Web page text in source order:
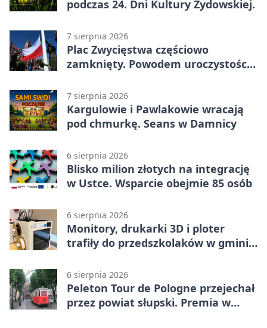
podczas 24. Dni Kultury Żydowskiej.
7 sierpnia 2026
Plac Zwycięstwa częściowo
zamknięty. Powodem uroczystości
7 sierpnia 2026
Kargulowie i Pawlakowie wracają
pod chmurkę. Seans w Damnicy
6 sierpnia 2026
Blisko milion złotych na integrację
w Ustce. Wsparcie obejmie 85 osób
6 sierpnia 2026
Monitory, drukarki 3D i ploter
trafiły do przedszkolaków w gminie
6 sierpnia 2026
Peleton Tour de Pologne przejechał
przez powiat słupski. Premia w